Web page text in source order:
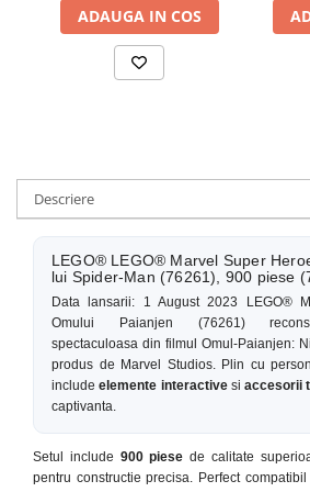
ADAUGA IN COS
Descriere
LEGO® LEGO® Marvel Super
lui Spider-Man (76261), 900 piese
Data lansarii: 1 August 2023 LEGO®
Omului Paianjen (76261)
spectaculoasa din filmul Omul-Paianjen:
produs de Marvel Studios. Plin cu
includeelemente interactivesiaccesorii
captivanta.
Setul include 900 piese de calitate
pentru constructie precisa. Perfect